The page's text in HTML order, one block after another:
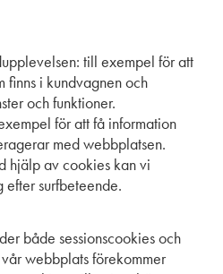
till exempel för att
finns i kundvagnen och
och funktioner.
för att få information
med webbplatsen.
hjälp av cookies kan vi
efter surfbeteende.
både sessionscookies och
webbplats förekommer